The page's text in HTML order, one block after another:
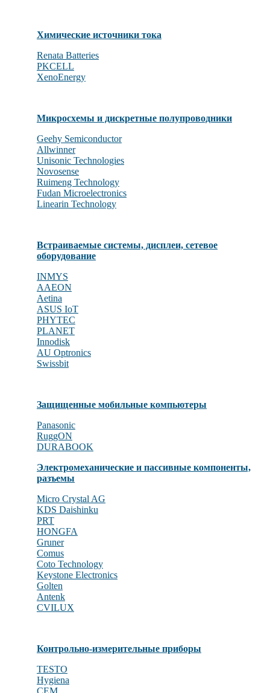
Химические источники тока
Renata Batteries
PKCELL
XenoEnergy
Микросхемы и дискретные полупроводники
Geehy Semiconductor
Allwinner
Unisonic Technologies
Novosense
Ruimeng Technology
Fudan Microelectronics
Linearin Technology
Встраиваемые системы, дисплеи, сетевое
оборудование
INMYS
AAEON
Aetina
ASUS IoT
PHYTEC
PLANET
Innodisk
AU Optronics
Swissbit
Защищенные мобильные компьютеры
Panasonic
RuggON
DURABOOK
Электромеханические и пассивные компоненты,
разъемы
Micro Crystal AG
KDS Daishinku
PRT
HONGFA
Gruner
Comus
Coto Technology
Keystone Electronics
Golten
Antenk
CVILUX
Контрольно-измерительные приборы
TESTO
Hygiena